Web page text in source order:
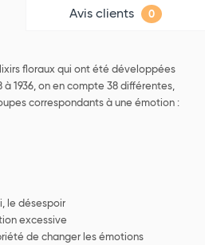
Avis clients 0
floraux qui ont été développées
à 1936, on en compte 38 différentes,
correspondants à une émotion :
le désespoir
excessive
de changer les émotions